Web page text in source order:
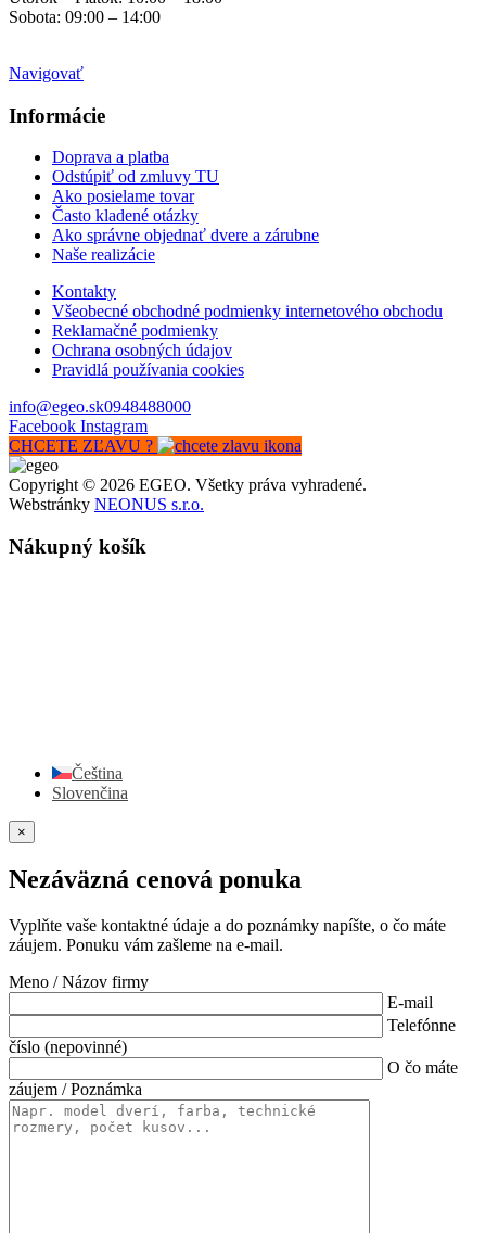
Sobota: 09:00 – 14:00
Navigovať
Informácie
Doprava a platba
Odstúpiť od zmluvy TU
Ako posielame tovar
Často kladené otázky
Ako správne objednať dvere a zárubne
Naše realizácie
Kontakty
Všeobecné obchodné podmienky internetového obchodu
Reklamačné podmienky
Ochrana osobných údajov
Pravidlá používania cookies
info@egeo.sk0948488000
Facebook Instagram
CHCETE ZĽAVU ?
Copyright © 2026 EGEO. Všetky práva vyhradené.
Webstránky NEONUS s.r.o.
Nákupný košík
Čeština
Slovenčina
×
Nezáväzná cenová ponuka
Vyplňte vaše kontaktné údaje a do poznámky napíšte, o čo máte
záujem. Ponuku vám zašleme na e-mail.
Meno / Názov firmy
E-mail
Telefónne
číslo (nepovinné)
O čo máte
záujem / Poznámka